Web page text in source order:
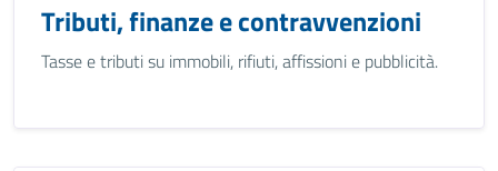
Tributi, finanze e contravvenzioni
Tasse e tributi su immobili, rifiuti, affissioni e pubblicità.